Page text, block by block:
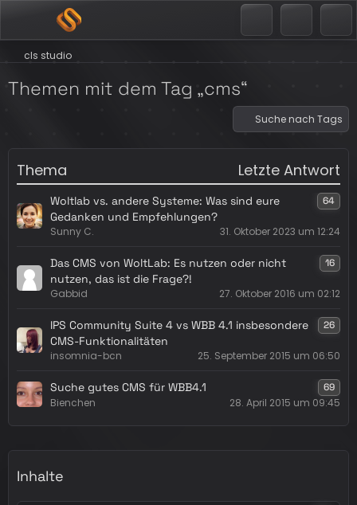
cls studio
Themen mit dem Tag „cms“
Suche nach Tags
Thema Letzte Antwort
Woltlab vs. andere Systeme: Was sind eure
Gedanken und Empfehlungen?
64
Sunny C. 31. Oktober 2023 um 12:24
Das CMS von WoltLab: Es nutzen oder nicht
nutzen, das ist die Frage?!
16
Gabbid 27. Oktober 2016 um 02:12
IPS Community Suite 4 vs WBB 4.1 insbesondere
CMS-Funktionalitäten
26
insomnia-bcn 25. September 2015 um 06:50
Suche gutes CMS für WBB4.1 69
Bienchen 28. April 2015 um 09:45
Inhalte